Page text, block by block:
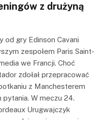
z drużyną
od gry Edinson Cavani
zespołem Paris Saint-
we Francji. Choć
zdołał przepracować
z Manchesterem
W meczu 24.
Urugwajczyk